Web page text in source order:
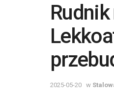
2025-05-20 w